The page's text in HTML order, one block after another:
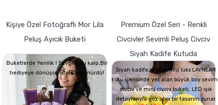
Kişiye Özel Fotoğraflı Mor Lila
Peluş Ayıcık Buketi
Buketlerde Yenilik ! Sevgi dolu kalp,Bir
hediyeye dönüşse böyle görünürdü!
Premium Özel Seri - Renkli
Civcivler Sevimli Peluş Civciv
Siyah Kadife Kutuda
Siyah kadife görünümlü lüks LAYNEAR
kutu içerisinde yer alan büyük boy
civciv ve mini civciv buketi, LED ışık
detaylarıyla göz alıcı bir tasarım sunar.